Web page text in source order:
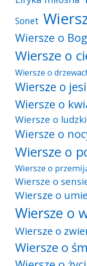
Sonet
Wiersze o
Wiersze o
Wiersze o
Wiersze o
Wiersze o
Wiersze o
Wiersze o
Wiersze o
Wiersze o
Wiersze o
Wiersze o
Wiersze o
Wiersze o
Wiersze o